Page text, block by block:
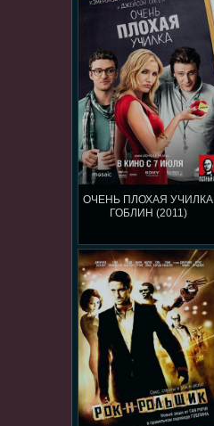
ОЧЕНЬ ПЛОХАЯ УЧИЛКА
ГОБЛИН (2011)